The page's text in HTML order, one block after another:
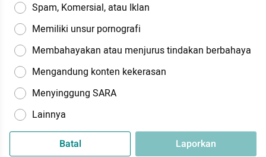
Spam, Komersial, atau Iklan
Memiliki unsur pornografi
Membahayakan atau menjurus tindakan berbahaya
Mengandung konten kekerasan
Menyinggung SARA
Lainnya
Batal Laporkan